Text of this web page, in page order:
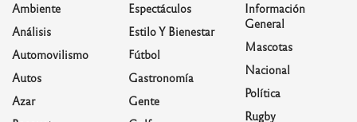
Ambiente
Análisis
Automovilismo
Autos
Azar
Espectáculos
Estilo Y Bienestar
Fútbol
Gastronomía
Gente
Información
General
Mascotas
Nacional
Política
Rugby